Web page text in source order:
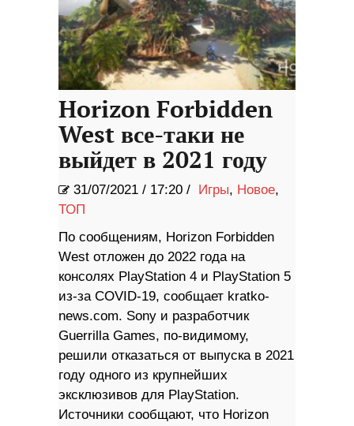
Horizon Forbidden
West все-таки не
выйдет в 2021 году
31/07/2021 / 17:20 / Игры, Новое,
ТОП
По сообщениям, Horizon Forbidden
West отложен до 2022 года на
консолях PlayStation 4 и PlayStation 5
из-за COVID-19, сообщает kratko-
news.com. Sony и разработчик
Guerrilla Games, по-видимому,
решили отказаться от выпуска в 2021
году одного из крупнейших
эксклюзивов для PlayStation.
Источники сообщают, что Horizon